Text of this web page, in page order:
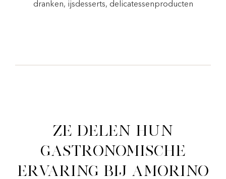
dranken, ijsdesserts, delicatessenproducten
Ze delen hun
gastronomische
ervaring bij Amorino